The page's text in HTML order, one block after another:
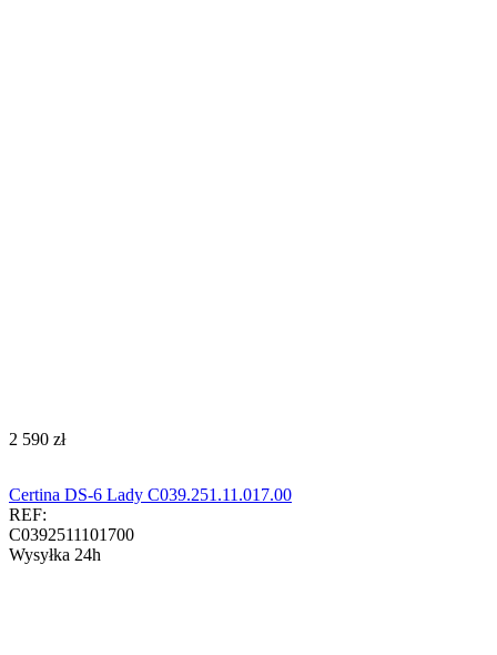
‍2 590‍ zł
Certina DS-6 Lady C039.251.11.017.00
REF:
C0392511101700
Wysyłka 24h